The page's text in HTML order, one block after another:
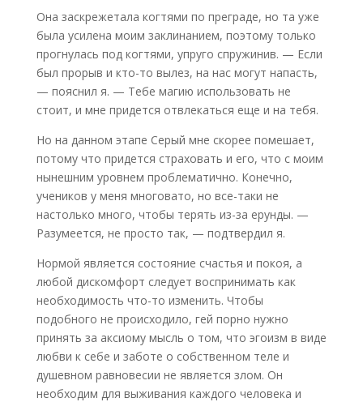
Она заскрежетала когтями по преграде, но та уже
была усилена моим заклинанием, поэтому только
прогнулась под когтями, упруго спружинив. — Если
был прорыв и кто-то вылез, на нас могут напасть,
— пояснил я. — Тебе магию использовать не
стоит, и мне придется отвлекаться еще и на тебя.
Но на данном этапе Серый мне скорее помешает,
потому что придется страховать и его, что с моим
нынешним уровнем проблематично. Конечно,
учеников у меня многовато, но все-таки не
настолько много, чтобы терять из-за ерунды. —
Разумеется, не просто так, — подтвердил я.
Нормой является состояние счастья и покоя, а
любой дискомфорт следует воспринимать как
необходимость что-то изменить. Чтобы
подобного не происходило, гей порно нужно
принять за аксиому мысль о том, что эгоизм в виде
любви к себе и заботе о собственном теле и
душевном равновесии не является злом. Он
необходим для выживания каждого человека и